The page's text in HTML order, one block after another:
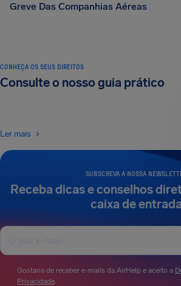
Greve Das Companhias Aéreas
SUBSCREVA A NOSSA
Receba dicas e conselhos
caixa de entrada
Gostaria de receber e-mails da AirHelp e aceito a
Privacidade.
CONHEÇA OS SEUS DIREITOS
Consulte o nosso guia prático
Ler mais